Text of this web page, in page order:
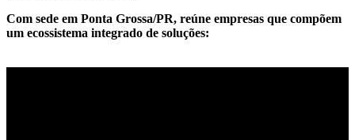
Com sede em Ponta Grossa/PR, reúne empresas que compõem
um ecossistema integrado de soluções: